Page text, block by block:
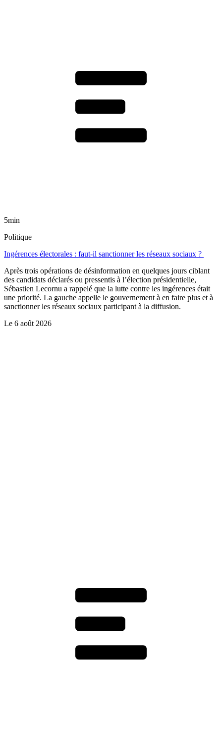
5min
Politique
Ingérences électorales : faut-il sanctionner les réseaux sociaux ?
Après trois opérations de désinformation en quelques jours ciblant
des candidats déclarés ou pressentis à l’élection présidentielle,
Sébastien Lecornu a rappelé que la lutte contre les ingérences était
une priorité. La gauche appelle le gouvernement à en faire plus et à
sanctionner les réseaux sociaux participant à la diffusion.
Le 6 août 2026